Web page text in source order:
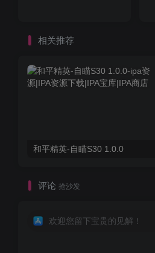
相关推荐
和平精英-自瞄S30 1.0.0
评论 抢沙发
欢迎您留下宝贵的见解！